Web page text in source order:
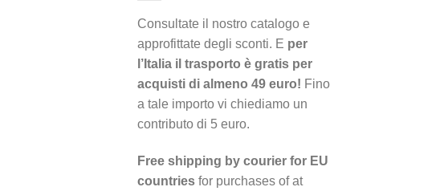
Consultate il nostro catalogo e
approfittate degli sconti. E per
l’Italia il trasporto è gratis per
acquisti di almeno 49 euro! Fino
a tale importo vi chiediamo un
contributo di 5 euro.
Free shipping by courier for EU
countries for purchases of at